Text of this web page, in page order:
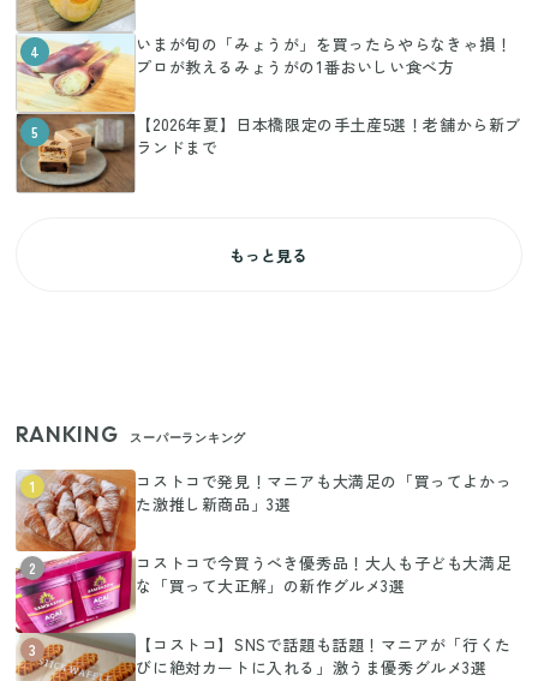
4
いまが旬の「みょうが」を買ったらやらなきゃ損！
プロが教えるみょうがの1番おいしい食べ方
5
【2026年夏】日本橋限定の手土産5選！老舗から新ブ
ランドまで
もっと見る
RANKING スーパーランキング
1
コストコで発見！マニアも大満足の「買ってよかっ
た激推し新商品」3選
2
コストコで今買うべき優秀品！大人も子ども大満足
な「買って大正解」の新作グルメ3選
3
【コストコ】SNSで話題も話題！マニアが「行くた
びに絶対カートに入れる」激うま優秀グルメ3選